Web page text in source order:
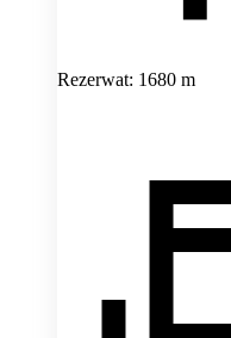
Rezerwat: 1680 m